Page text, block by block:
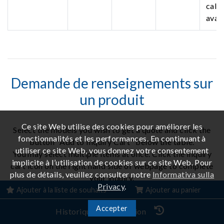
call
Demande de renseignements sur
un produit
Select the models you wish to get a quote and click the
button "Add to Inquiry Cart" below the table.
You may select multiple items at once. Click the inquiry
cart icon on the right hand side of webpage to complete
your inquiry.
Toutes les spécifications peuvent être modifiées sans
préavis.
Ajouter à la liste de souhaits Ajouter au panier
Ce site Web utilise des cookies pour améliorer les
fonctionnalités et les performances. En continuant à
utiliser ce site Web, vous donnez votre consentement
implicite à l’utilisation de cookies sur ce site Web. Pour
plus de détails, veuillez consulter notre Informativa sulla
Privacy.
Accepter
Historique de navigation